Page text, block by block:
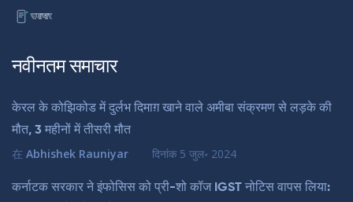
नवीनतम समाचार
केरल के कोझिकोड में दुर्लभ दिमाग़ खाने वाले अमीबा संक्रमण से लड़के की
मौत, 3 महीनों में तीसरी मौत
在 Abhishek Rauniyar दिनांक 5 जुल॰ 2024
कर्नाटक सरकार ने इंफोसिस को प्री-शो कॉज IGST नोटिस वापस लिया: